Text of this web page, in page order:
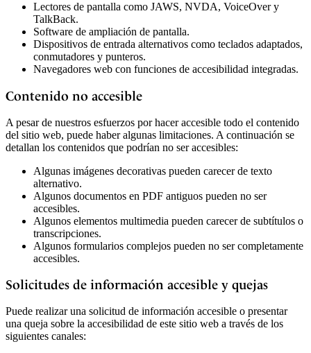
Lectores de pantalla como JAWS, NVDA, VoiceOver y
TalkBack.
Software de ampliación de pantalla.
Dispositivos de entrada alternativos como teclados adaptados,
conmutadores y punteros.
Navegadores web con funciones de accesibilidad integradas.
Contenido no accesible
A pesar de nuestros esfuerzos por hacer accesible todo el contenido
del sitio web, puede haber algunas limitaciones. A continuación se
detallan los contenidos que podrían no ser accesibles:
Algunas imágenes decorativas pueden carecer de texto
alternativo.
Algunos documentos en PDF antiguos pueden no ser
accesibles.
Algunos elementos multimedia pueden carecer de subtítulos o
transcripciones.
Algunos formularios complejos pueden no ser completamente
accesibles.
Solicitudes de información accesible y quejas
Puede realizar una solicitud de información accesible o presentar
una queja sobre la accesibilidad de este sitio web a través de los
siguientes canales: